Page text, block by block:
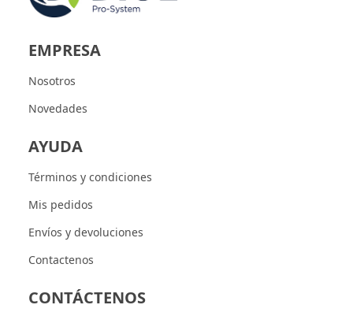
EMPRESA
Nosotros
Novedades
AYUDA
Términos y condiciones
Mis pedidos
Envíos y devoluciones
Contactenos
CONTÁCTENOS